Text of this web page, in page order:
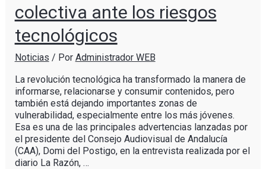
colectiva ante los riesgos
tecnológicos
Noticias / Por Administrador WEB
La revolución tecnológica ha transformado la manera de
informarse, relacionarse y consumir contenidos, pero
también está dejando importantes zonas de
vulnerabilidad, especialmente entre los más jóvenes.
Esa es una de las principales advertencias lanzadas por
el presidente del Consejo Audiovisual de Andalucía
(CAA), Domi del Postigo, en la entrevista realizada por el
diario La Razón, …